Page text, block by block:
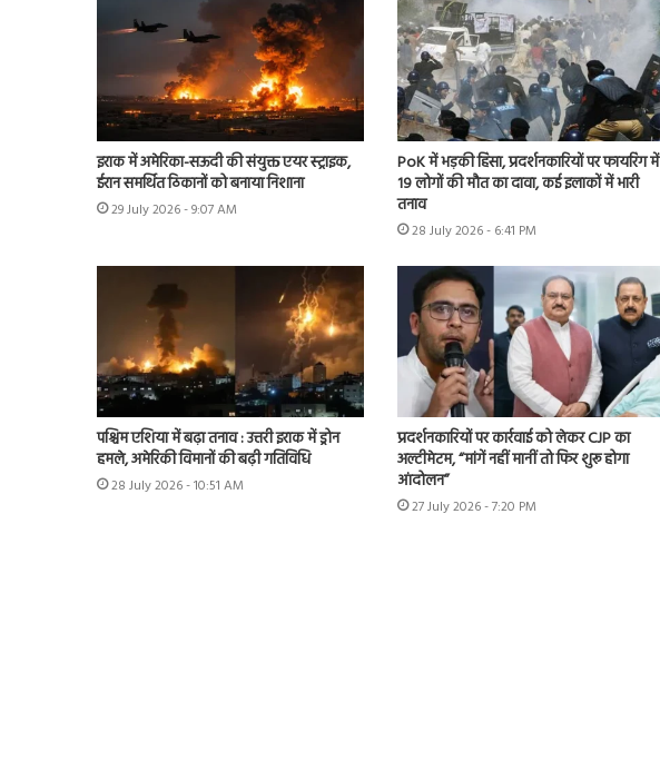
इराक में अमेरिका-सऊदी की संयुक्त एयर स्ट्राइक,
ईरान समर्थित ठिकानों को बनाया निशाना
29 July 2026 - 9:07 AM
PoK में भड़की हिंसा, प्रदर्शनकारियों पर फायरिंग में
19 लोगों की मौत का दावा, कई इलाकों में भारी
तनाव
28 July 2026 - 6:41 PM
पश्चिम एशिया में बढ़ा तनाव : उत्तरी इराक में ड्रोन
हमले, अमेरिकी विमानों की बढ़ी गतिविधि
28 July 2026 - 10:51 AM
प्रदर्शनकारियों पर कार्रवाई को लेकर CJP का
अल्टीमेटम, “मांगें नहीं मानीं तो फिर शुरू होगा
आंदोलन”
27 July 2026 - 7:20 PM